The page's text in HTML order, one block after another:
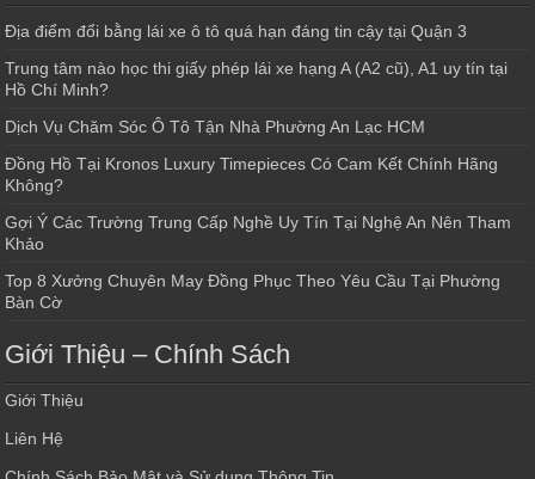
Địa điểm đổi bằng lái xe ô tô quá hạn đáng tin cậy tại Quận 3
Trung tâm nào học thi giấy phép lái xe hạng A (A2 cũ), A1 uy tín tại
Hồ Chí Minh?
Dịch Vụ Chăm Sóc Ô Tô Tận Nhà Phường An Lạc HCM
Đồng Hồ Tại Kronos Luxury Timepieces Có Cam Kết Chính Hãng
Không?
Gợi Ý Các Trường Trung Cấp Nghề Uy Tín Tại Nghệ An Nên Tham
Khảo
Top 8 Xưởng Chuyên May Đồng Phục Theo Yêu Cầu Tại Phường
Bàn Cờ
Giới Thiệu – Chính Sách
Giới Thiệu
Liên Hệ